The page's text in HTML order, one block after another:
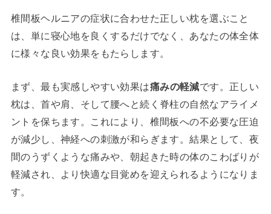
椎間板ヘルニアの症状に合わせた正しい枕を選ぶこと
は、単に寝心地を良くするだけでなく、あなたの体全体
に様々な良い効果をもたらします。
まず、最も実感しやすい効果は痛みの軽減です。正しい
枕は、首や肩、そして腰へと続く脊柱の自然なアライメ
ントを保ちます。これにより、椎間板への不必要な圧迫
が減少し、神経への刺激が和らぎます。結果として、夜
間のうずくような痛みや、朝起きた時の体のこわばりが
軽減され、より快適な目覚めを迎えられるようになりま
す。